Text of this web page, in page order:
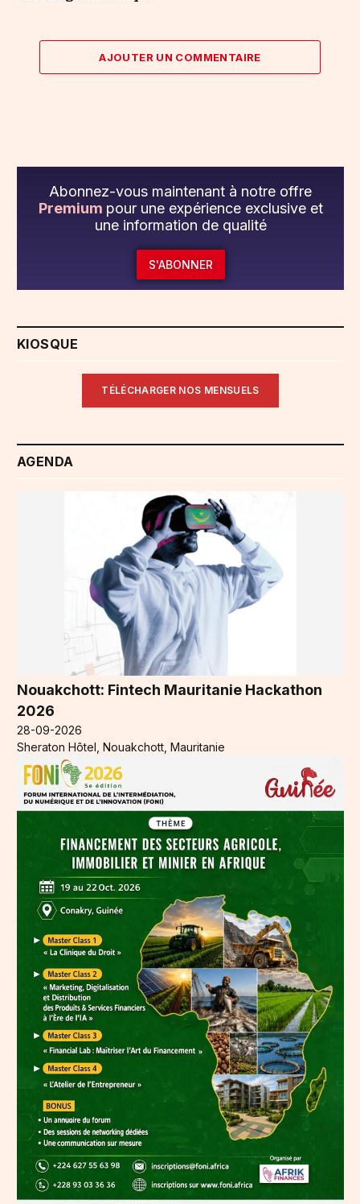
AJOUTER UN COMMENTAIRE
Abonnez-vous maintenant à notre offre
Premium pour une expérience exclusive et
une information de qualité
S'ABONNER
KIOSQUE
TÉLÉCHARGER NOS MENSUELS
AGENDA
Nouakchott: Fintech Mauritanie Hackathon
2026
28-09-2026
Sheraton Hôtel, Nouakchott, Mauritanie